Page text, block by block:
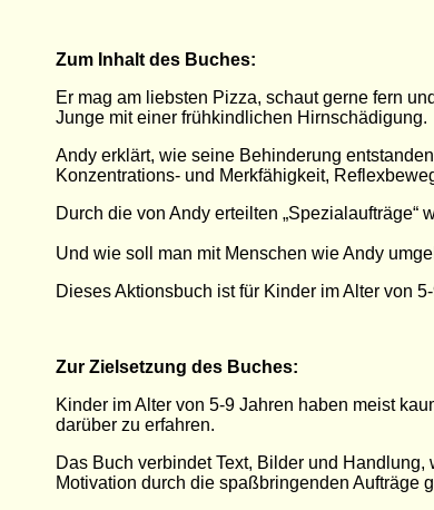
Zum Inhalt des Buches:
Er mag am liebsten Pizza, schaut gerne fern
Junge mit einer frühkindlichen Hirnschädigung.
Andy erklärt, wie seine Behinderung
Konzentrations- und Merkfähigkeit,
Durch die von Andy erteilten
Und wie soll man mit Menschen wie Andy
Dieses Aktionsbuch ist für Kinder im Alter von
Zur Zielsetzung des Buches:
Kinder im Alter von 5-9 Jahren haben meist
darüber zu erfahren.
Das Buch verbindet Text, Bilder und
Motivation durch die spaßbringenden Aufträge